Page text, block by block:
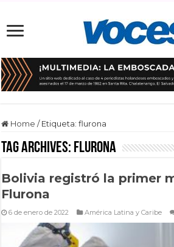
Home / Etiqueta:flurona
Tag Archives: flurona
Bolivia registró la primer
Flurona
6 de enero de 2022 América Latina y Caribe